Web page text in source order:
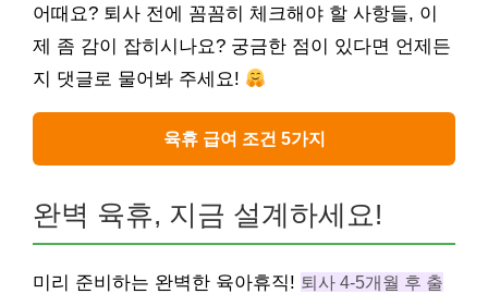
어때요? 퇴사 전에 꼼꼼히 체크해야 할 사항들, 이
제 좀 감이 잡히시나요? 궁금한 점이 있다면 언제든
지 댓글로 물어봐 주세요!
육휴 급여 조건 5가지
완벽 육휴, 지금 설계하세요!
미리 준비하는 완벽한 육아휴직! 퇴사 4-5개월 후 출